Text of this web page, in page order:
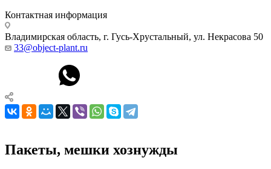
Контактная информация
Владимирская область, г. Гусь-Хрустальный, ул. Некрасова 50
33@object-plant.ru
Пакеты, мешки хознужды